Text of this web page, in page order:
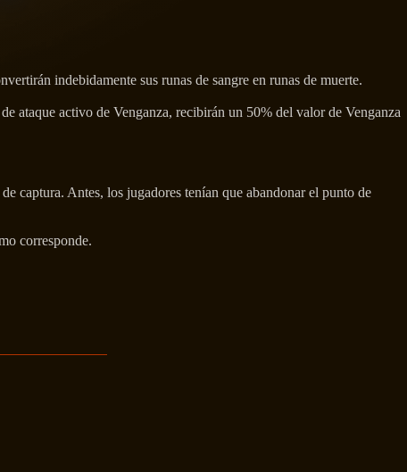
indebidamente sus runas de sangre en runas de muerte.
ataque activo de Venganza, recibirán un 50% del valor de Venganza
captura. Antes, los jugadores tenían que abandonar el punto de
corresponde.